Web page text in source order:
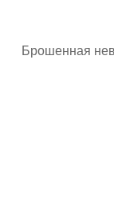
Брошенная